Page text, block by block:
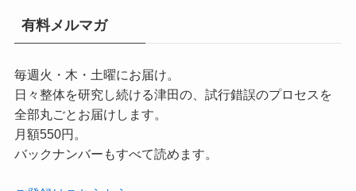
有料メルマガ
毎週火・木・土曜にお届け。
日々整体を研究し続ける津田の、試行錯誤のプロセスを
全部丸ごとお届けします。
月額550円。
バックナンバーもすべて読めます。